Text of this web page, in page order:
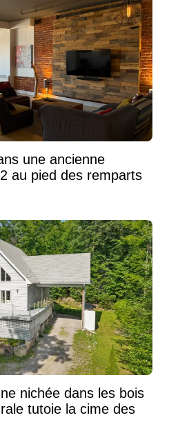
une ancienne
au pied des remparts
nichée dans les bois
tutoie la cime des